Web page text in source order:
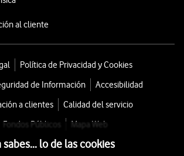
al cliente
Política de Privacidad y Cookies
de Información
Accesibilidad
a clientes
Calidad del servicio
Fondos Públicos
Mapa Web
sabes... lo de las cookies